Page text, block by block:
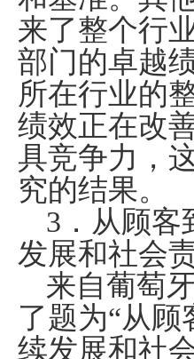
来了整个行
部门的卓越
所在行业的
绩效正在改
具竞争力，
究的结果。
3 ．从顾
发展和社会
来自葡萄
了题为“从
续发展和社